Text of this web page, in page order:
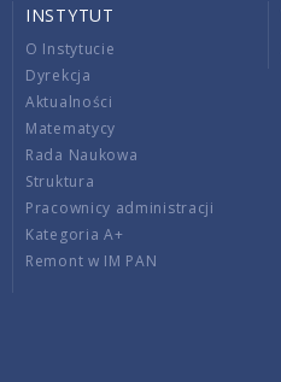
INSTYTUT
O Instytucie
Dyrekcja
Aktualności
Matematycy
Rada Naukowa
Struktura
Pracownicy administracji
Kategoria A+
Remont w IM PAN